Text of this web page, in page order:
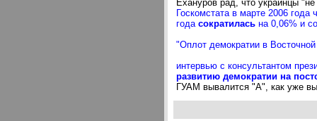
Ехануров рад, что украинцы
Госкомстата в марте 2006
года сократиласьна 0,06% и
"Оплот демократии в
интервью с консультантом
развитию демократии на
ГУАМ вывалится "А", как уже